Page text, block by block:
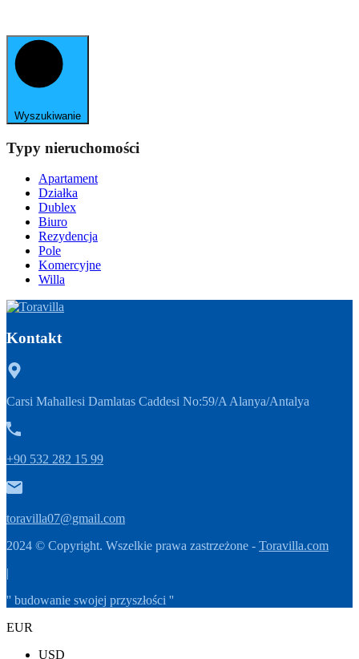
Wyszukiwanie
Typy nieruchomości
Apartament
Działka
Dublex
Biuro
Rezydencja
Pole
Komercyjne
Willa
Kontakt
Carsi Mahallesi Damlatas Caddesi No:59/A Alanya/Antalya
+90 532 282 15 99
toravilla07@gmail.com
2024 © Copyright. Wszelkie prawa zastrzeżone - Toravilla.com
|
'' budowanie swojej przyszłości ''
EUR
USD